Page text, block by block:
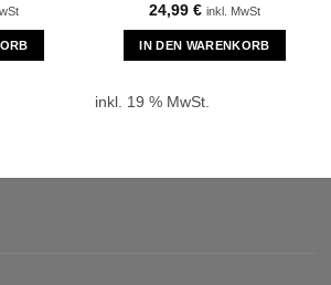
24,99 € inkl. MwSt
IN DEN WARENKORB
inkl. 19 % MwSt.